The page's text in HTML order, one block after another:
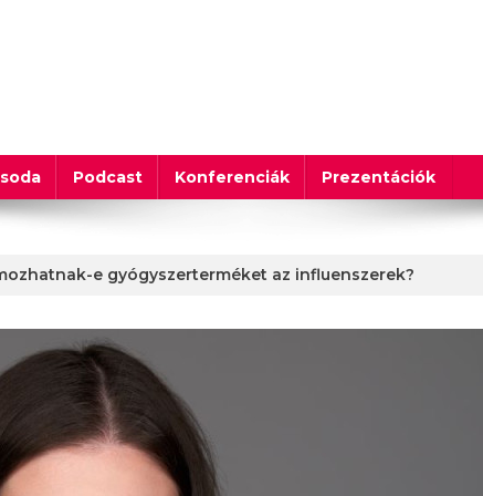
Podcast Konferenciák Prezentációk
e gyógyszerterméket az influenszerek?